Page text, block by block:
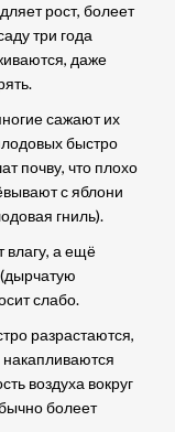
рост, болеет
три года
даже
сажают их
быстро
почву, что плохо
с яблони
гниль).
влагу, а ещё
слабо.
разрастаются,
воздуха вокруг
болеет